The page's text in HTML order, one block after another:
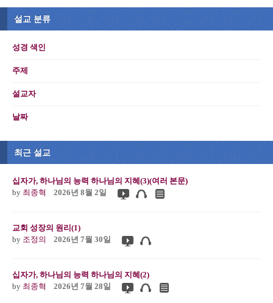
설교 분류
성경 색인
주제
설교자
날짜
최근 설교
십자가, 하나님의 능력 하나님의 지혜(3)(여러 본문)
by 최종혁 2026년 8월 2일
교회 성장의 원리(1)
by 조정의 2026년 7월 30일
십자가, 하나님의 능력 하나님의 지혜(2)
by 최종혁 2026년 7월 28일